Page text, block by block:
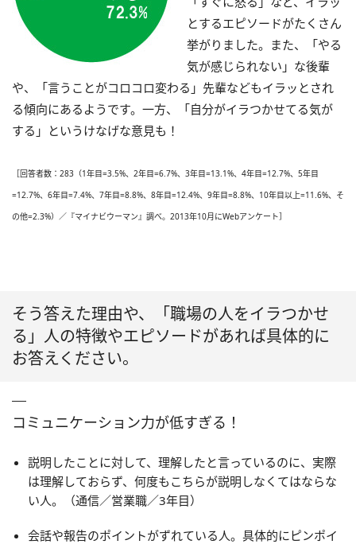
とするエピソードがたくさん
挙がりました。また、「やる
気が感じられない」な後輩
や、「言うことがコロコロ変わる」先輩などもイラッとされ
る傾向にあるようです。一方、「自分がイラつかせてる気が
する」というけなげな意見も！
［回答者数：283（1年目=3.5%、2年目=6.7%、3年目=13.1%、4年目=12.7%、5年目
=12.7%、6年目=7.4%、7年目=8.8%、8年目=12.4%、9年目=8.8%、10年目以上=11.6%、そ
の他=2.3%）／『マイナビウーマン』調べ。2013年10月にWebアンケート］
そう答えた理由や、「職場の人をイラつかせ
る」人の特徴やエピソードがあれば具体的に
お答えください。
コミュニケーション力が低すぎる！
説明したことに対して、理解したと言っているのに、実際
は理解しておらず、何度もこちらが説明しなくてはならな
い人。（通信／営業職／3年目）
会話や報告のポイントがずれている人。具体的にピンポイ